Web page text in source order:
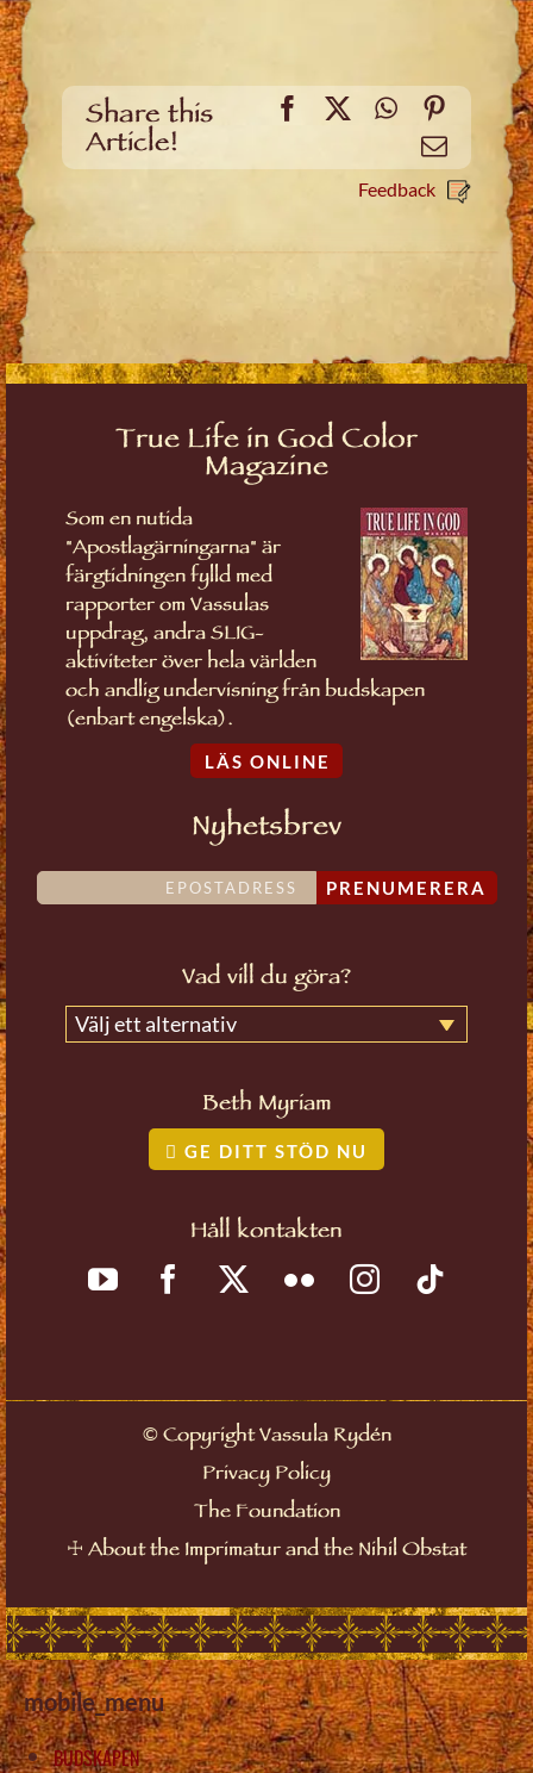
Share this
Article!
Facebook
X WhatsApp
Email
Feedback
True Life in God Color
Magazine
Som en nutida
"Apostlagärningarna" är
färgtidningen fylld med
rapporter om Vassulas
uppdrag, andra SLIG-
aktiviteter över hela världen
och andlig undervisning från budskapen
(enbart engelska).
LÄS ONLINE
Nyhetsbrev
PRENUMERERA
Vad vill du göra?
Välj ett alternativ
Beth Myriam
GE DITT STÖD NU
Håll kontakten
©Copyright Vassula Rydén
Privacy Policy
The Foundation
☩ About the Imprimatur and the Nihil Obstat
mobile_menu
BUDSKAPEN